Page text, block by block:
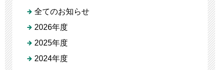
全てのお知らせ
2026年度
2025年度
2024年度